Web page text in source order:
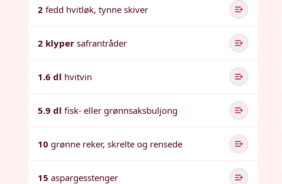
2 fedd hvitløk, tynne skiver
2 klyper safrantråder
1.6 dl hvitvin
5.9 dl fisk- eller grønnsaksbuljong
10 grønne reker, skrelte og rensede
15 aspargesstenger